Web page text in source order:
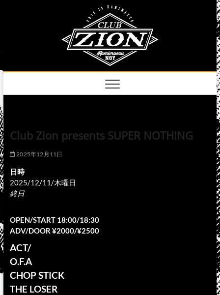
Club Zion presents SUPER NOTHING
2025年12月11日
日時
2025/12/11/木曜日
終日
OPEN/START 18:00/18:30
ADV/DOOR ¥2000/¥2500
ACT/
O.F.A
CHOP STICK
THE LOSER